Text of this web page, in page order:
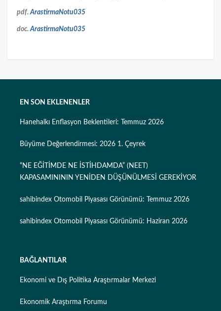
pdf.ArastirmaNotu035
doc.ArastirmaNotu035
EN SON EKLENENLER
Hanehalkı Enflasyon Beklentileri: Temmuz 2026
Büyüme Değerlendirmesi: 2026 1. Çeyrek
“NE EĞİTİMDE NE İSTİHDAMDA” (NEET)
KAPASAMINININ YENİDEN DÜŞÜNÜLMESİ GEREKİYOR
sahibindex Otomobil Piyasası Görünümü: Temmuz 2026
sahibindex Otomobil Piyasası Görünümü: Haziran 2026
BAĞLANTILAR
Ekonomi ve Dış Politika Araştırmalar Merkezi
Ekonomik Araştırma Forumu